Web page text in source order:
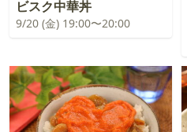
ビスク中華丼
9/20 (金) 19:00〜20:00